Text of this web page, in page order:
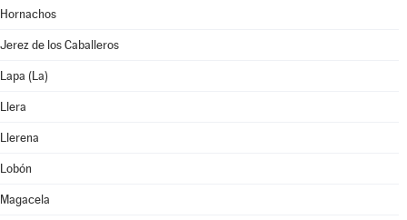
Hornachos
Jerez de los Caballeros
Lapa (La)
Llera
Llerena
Lobón
Magacela